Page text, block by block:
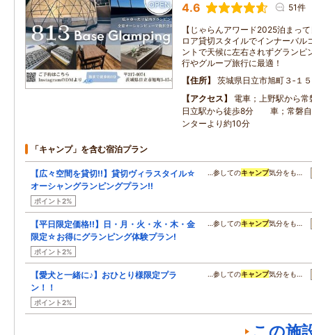
4.6 51件
【じゃらんアワード2025泊まっ
ロア貸切スタイルでインナーバル
ントで天候に左右されずグランピ
行やグループ旅行に最適！
住所
茨城県日立市旭町３‐１
アクセス
電車；上野駅から
日立駅から徒歩8分 車；常磐自
ンターより約10分
「キャンプ」を含む宿泊プラン
【広々空間を貸切!!】貸切ヴィラスタイル☆
オーシャングランピングプラン!!
ポイント2%
…参してのキャンプ気分をも…
【平日限定価格!!】日・月・火・水・木・金
限定☆お得にグランピング体験プラン!
ポイント2%
…参してのキャンプ気分をも…
【愛犬と一緒に♪】おひとり様限定プラ
ン！！
ポイント2%
…参してのキャンプ気分をも…